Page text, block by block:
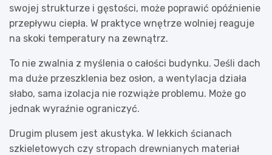
swojej strukturze i gęstości, może poprawić opóźnienie
przepływu ciepła. W praktyce wnętrze wolniej reaguje
na skoki temperatury na zewnątrz.
To nie zwalnia z myślenia o całości budynku. Jeśli dach
ma duże przeszklenia bez osłon, a wentylacja działa
słabo, sama izolacja nie rozwiąże problemu. Może go
jednak wyraźnie ograniczyć.
Drugim plusem jest akustyka. W lekkich ścianach
szkieletowych czy stropach drewnianych materiał